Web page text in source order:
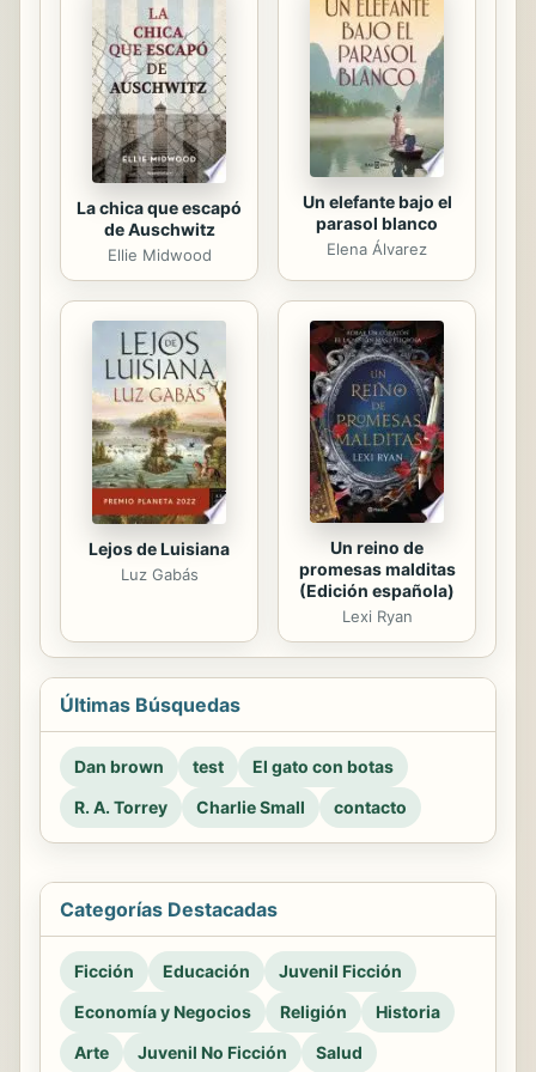
una profunda crisis, los territorios
americanos -especialmente México y
Perú- fueron capaces de diversificar
sus economías y alcanzar cierto
grado de...
La chica que escapó
de Auschwitz
Ellie Midwood
Un elefante bajo el
parasol blanco
Elena Álvarez
Lejos de Luisiana
Luz Gabás
Un reino de
promesas malditas
(Edición española)
Lexi Ryan
Últimas Búsquedas
Dan brown test
El gato con botas
R. A. Torrey
Charlie Small contacto
Categorías Destacadas
Ficción Educación
Juvenil Ficción
Economía y Negocios
Religión
Historia
Arte
Juvenil No Ficción Salud